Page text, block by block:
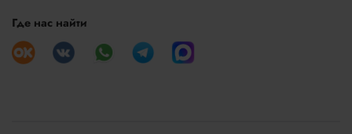
Где нас найти